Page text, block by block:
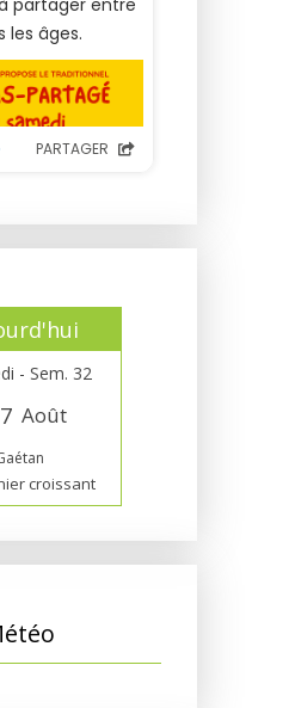
- Sem. 32
7 Août
croissant